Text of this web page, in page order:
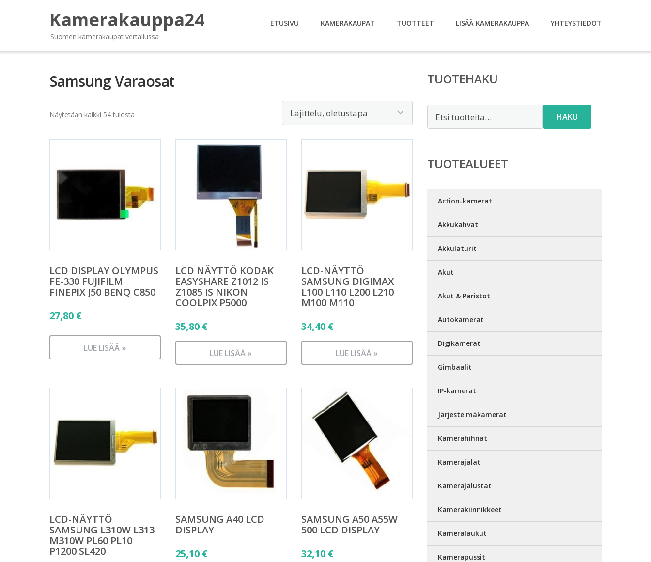
Kamerakauppa24
Suomen kamerakaupat vertailussa
ETUSIVU KAMERAKAUPAT TUOTTEET LISÄÄ KAMERAKAUPPA YHTEYSTIEDOT
Samsung Varaosat
Näytetään kaikki 54 tulosta
LCD DISPLAY OLYMPUS
FE-330 FUJIFILM
FINEPIX J50 BENQ C850
27,80 €
LUE LISÄÄ »
LCD NÄYTTÖ KODAK
EASYSHARE Z1012 IS
Z1085 IS NIKON
COOLPIX P5000
35,80 €
LUE LISÄÄ »
LCD-NÄYTTÖ
SAMSUNG DIGIMAX
L100 L110 L200 L210
M100 M110
34,40 €
LUE LISÄÄ »
LCD-NÄYTTÖ
SAMSUNG L310W L313
M310W PL60 PL10
P1200 SL420
SAMSUNG A40 LCD
DISPLAY
25,10 €
SAMSUNG A50 A55W
500 LCD DISPLAY
32,10 €
TUOTEHAKU
HAKU
TUOTEALUEET
Action-kamerat
Akkukahvat
Akkulaturit
Akut
Akut & Paristot
Autokamerat
Digikamerat
Gimbaalit
IP-kamerat
Järjestelmäkamerat
Kamerahihnat
Kamerajalat
Kamerajalustat
Kamerakiinnikkeet
Kameralaukut
Kamerapussit